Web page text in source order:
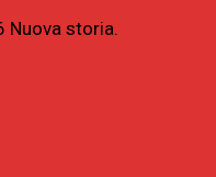
Nuova storia.